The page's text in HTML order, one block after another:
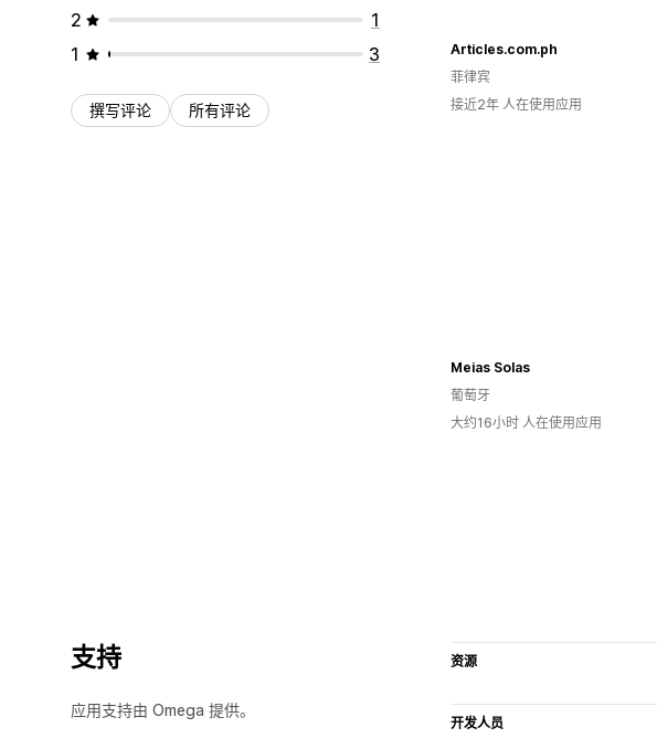
2
1
1
3
撰写评论 所有评论
Articles.com.ph
菲律宾
接近2年 人在使用应用
Meias Solas
葡萄牙
大约16小时 人在使用应用
支持
应用支持由 Omega 提供。
资源
开发人员